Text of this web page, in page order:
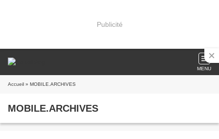
Publicité
MENU
Accueil » MOBILE.ARCHIVES
MOBILE.ARCHIVES